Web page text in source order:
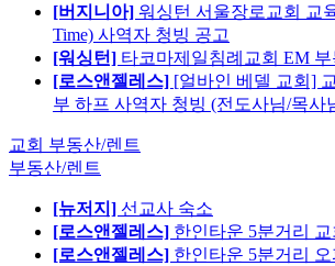
[버지니아] 워싱턴 서울장로교회 교
Time) 사역자 청빙 공고
[워싱턴] 타코마제일침례교회 EM 부
[로스앤젤레스] [얼바인 베델 교회]
부 하프 사역자 청빙 (전도사님/목사
교회 부동산/렌트
부동산/렌트
[뉴저지] 선교사 숙소
[로스앤젤레스] 한인타운 5분거리
[로스앤젤레스] 한인타운 5분거리